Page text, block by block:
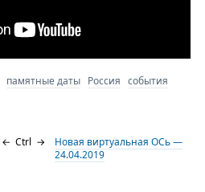
памятные даты Россия события
← Ctrl →
Новая виртуальная ОСь —
24.04.2019